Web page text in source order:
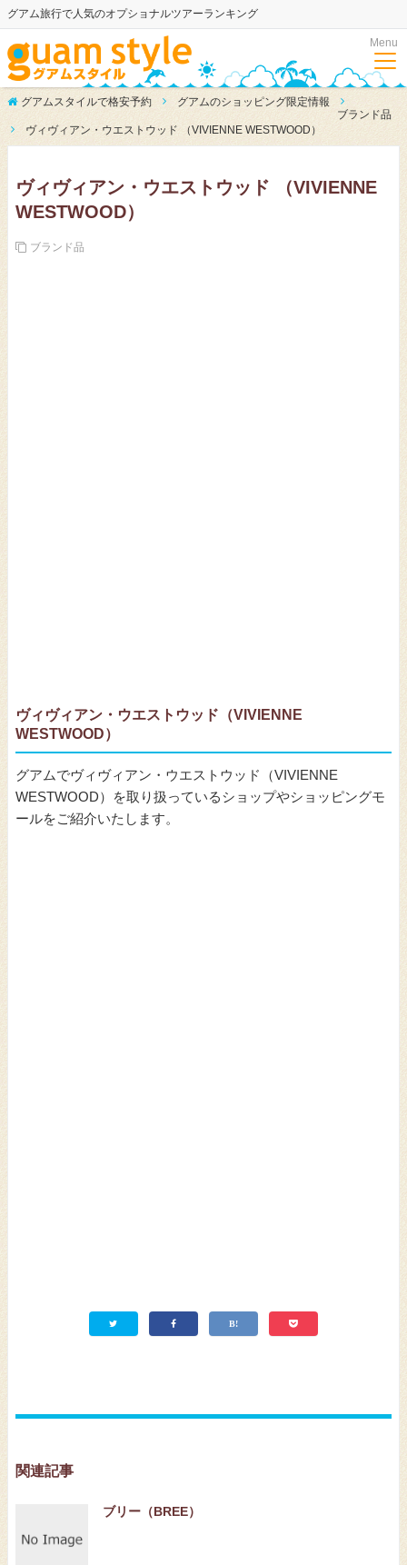
グアム旅行で人気のオプショナルツアーランキング
Menu
グアムスタイルで格安予約
グアムのショッピング限定情報
ブランド品
ヴィヴィアン・ウエストウッド （VIVIENNE WESTWOOD）
ヴィヴィアン・ウエストウッド （VIVIENNE
WESTWOOD）
ブランド品
ヴィヴィアン・ウエストウッド（VIVIENNE
WESTWOOD）
グアムでヴィヴィアン・ウエストウッド（VIVIENNE
WESTWOOD）を取り扱っているショップやショッピングモ
ールをご紹介いたします。
関連記事
ブリー（BREE）